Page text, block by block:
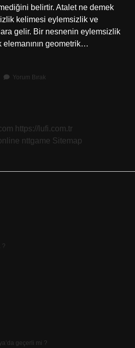
belirtir. Atalet ne demek
kelimesi eylemsizlik ve
gelir. Bir nesnenin eylemsizlik
geometrik…
Yorum Bırak
https://lufi.com.tr
nttgame Sitemap
?
geçerli mi ?